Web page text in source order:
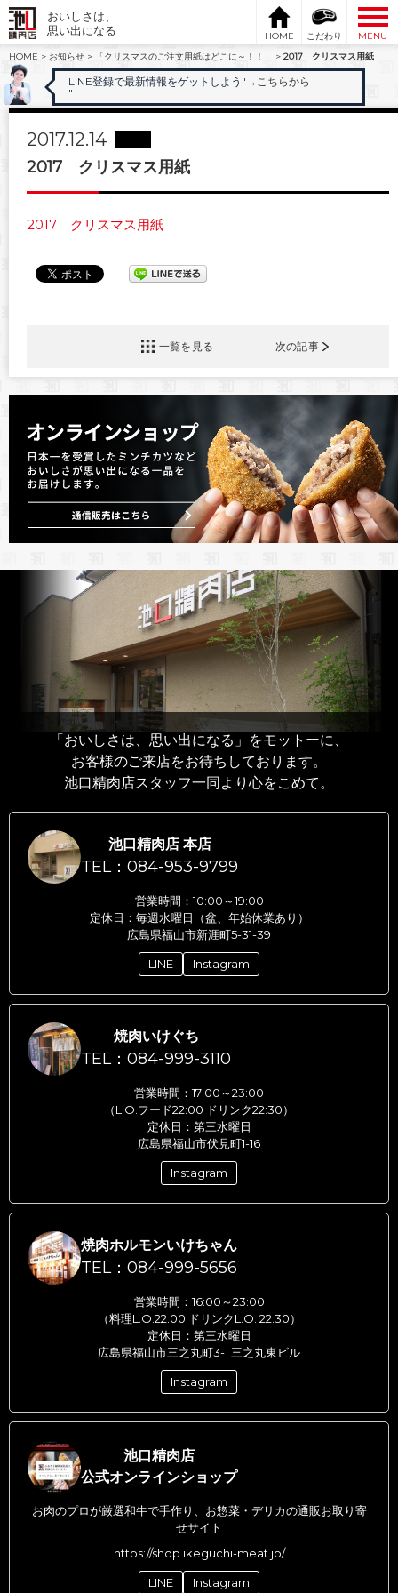
おいしさは、
思い出になる
HOME こだわり
MENU
HOME > お知らせ > 「クリスマスのご注文用紙はどこに～！！」 > 2017 クリスマス用紙
LINE登録で最新情報をゲットしよう" →こちらから
"
2017.12.14
2017 クリスマス用紙
2017 クリスマス用紙
一覧を見る 次の記事
「おいしさは、思い出になる」をモットーに、
お客様のご来店をお待ちしております。
池口精肉店スタッフ一同より心をこめて。
池口精肉店 本店
TEL：084-953-9799
営業時間：10:00～19:00
定休日：毎週水曜日（盆、年始休業あり）
広島県福山市新涯町5-31-39
LINE Instagram
焼肉いけぐち
TEL：084-999-3110
営業時間：17:00～23:00
（L.O.フード22:00 ドリンク22:30）
定休日：第三水曜日
広島県福山市伏見町1-16
Instagram
焼肉ホルモンいけちゃん
TEL：084-999-5656
営業時間：16:00～23:00
（料理L.O.22:00 ドリンクL.O. 22:30）
定休日：第三水曜日
広島県福山市三之丸町3-1 三之丸東ビル
Instagram
池口精肉店
公式オンラインショップ
お肉のプロが厳選和牛で手作り、お惣菜・デリカの通販お取り寄
せサイト
https://shop.ikeguchi-meat.jp/
LINE Instagram